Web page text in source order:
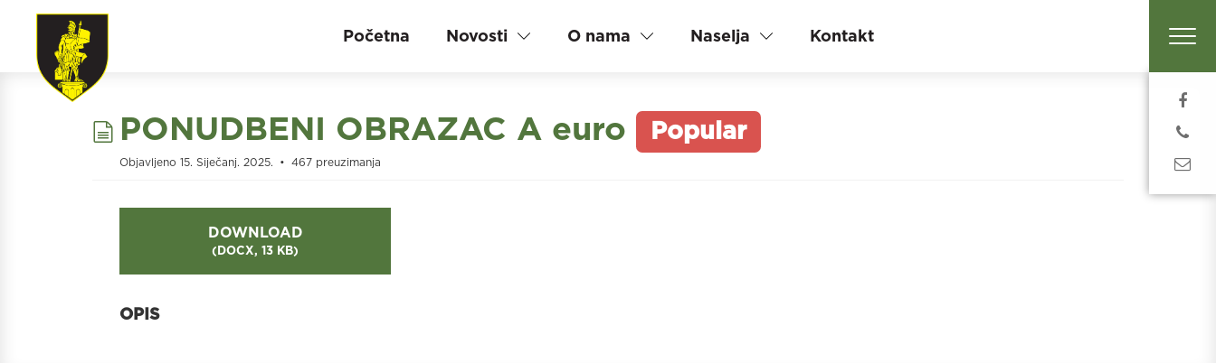
Početna Novosti O nama Naselja Kontakt
document
PONUDBENI OBRAZAC A euro Popular
Objavljeno 15. Siječanj. 2025. 467 preuzimanja
DOWNLOAD
( DOCX, 13 KB)